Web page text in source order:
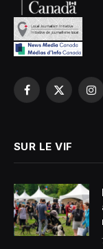
Facebook
X
SUR LE VIF